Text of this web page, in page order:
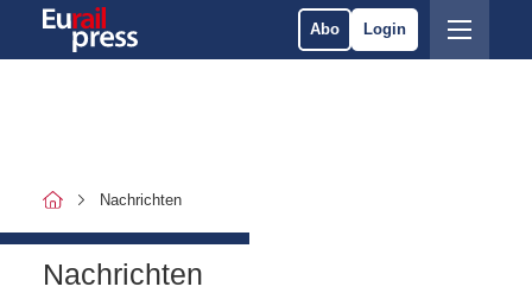
Abo Login
Nachrichten
Nachrichten